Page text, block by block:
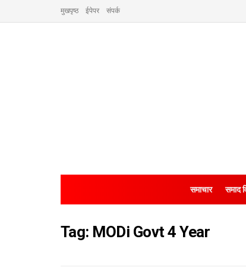
मुखपृष्ठ ईपेपर संपर्क
समाचार समाद
Tag: MODi Govt 4 Year